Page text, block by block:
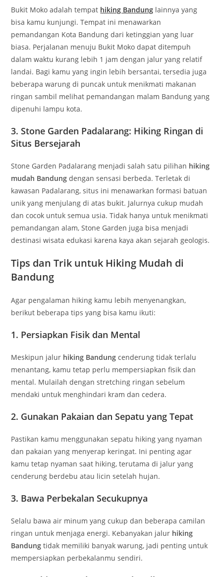
Bukit Moko adalah tempat hiking Bandung lainnya yang
bisa kamu kunjungi. Tempat ini menawarkan
pemandangan Kota Bandung dari ketinggian yang luar
biasa. Perjalanan menuju Bukit Moko dapat ditempuh
dalam waktu kurang lebih 1 jam dengan jalur yang relatif
landai. Bagi kamu yang ingin lebih bersantai, tersedia juga
beberapa warung di puncak untuk menikmati makanan
ringan sambil melihat pemandangan malam Bandung yang
dipenuhi lampu kota.
3.Stone Garden Padalarang: Hiking Ringan di
Situs Bersejarah
Stone Garden Padalarang menjadi salah satu pilihan hiking
mudah Bandung dengan sensasi berbeda. Terletak di
kawasan Padalarang, situs ini menawarkan formasi batuan
unik yang menjulang di atas bukit. Jalurnya cukup mudah
dan cocok untuk semua usia. Tidak hanya untuk menikmati
pemandangan alam, Stone Garden juga bisa menjadi
destinasi wisata edukasi karena kaya akan sejarah geologis.
Tips dan Trik untuk Hiking Mudah di
Bandung
Agar pengalaman hiking kamu lebih menyenangkan,
berikut beberapa tips yang bisa kamu ikuti:
1. Persiapkan Fisik dan Mental
Meskipun jalur hiking Bandung cenderung tidak terlalu
menantang, kamu tetap perlu mempersiapkan fisik dan
mental. Mulailah dengan stretching ringan sebelum
mendaki untuk menghindari kram dan cedera.
2. Gunakan Pakaian dan Sepatu yang Tepat
Pastikan kamu menggunakan sepatu hiking yang nyaman
dan pakaian yang menyerap keringat. Ini penting agar
kamu tetap nyaman saat hiking, terutama di jalur yang
cenderung berdebu atau licin setelah hujan.
3. Bawa Perbekalan Secukupnya
Selalu bawa air minum yang cukup dan beberapa camilan
ringan untuk menjaga energi. Kebanyakan jalur hiking
Bandung tidak memiliki banyak warung, jadi penting untuk
mempersiapkan perbekalanmu sendiri.